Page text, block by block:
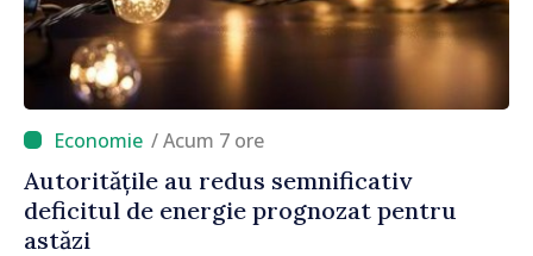
/ Acum 7 ore
Autoritățile au redus semnificativ
deficitul de energie prognozat pentru
astăzi